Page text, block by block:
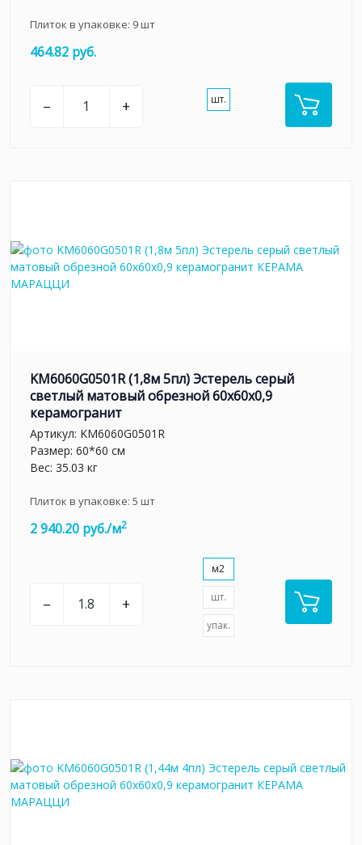
Плиток в упаковке: 9шт
464.82 руб.
– + шт.
KM6060G0501R (1,8м 5пл) Эстерель серый
светлый матовый обрезной 60x60x0,9
керамогранит
Артикул: KM6060G0501R
Размер: 60*60 см
Вес: 35.03 кг
Плиток в упаковке: 5 шт
2 940.20 руб./м2
– +
м2
шт.
упак.